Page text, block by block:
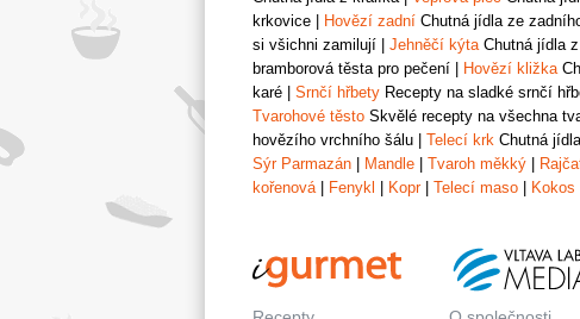
krkovice
Hovězí zadní Chutná jídla ze
si všichni zamilují
Jehněčí kýta Chutná jídla
bramborová těsta pro pečení
Hovězí kližka
karé
Srnčí hřbety Recepty na sladké srnčí
Tvarohové těsto Skvělé recepty na všechna
hovězího vrchního šálu
Telecí krk Chutná
Sýr Parmazán
Mandle Tvaroh měkký
kořenová
Fenykl Kopr| Telecí maso Kokos